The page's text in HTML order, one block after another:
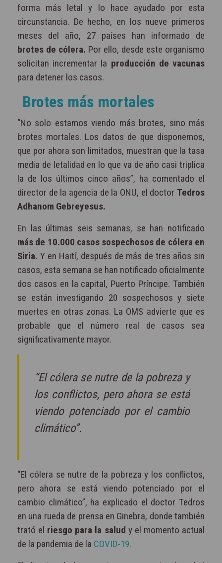
forma más letal y lo hace ayudado por esta
circunstancia. De hecho, en los nueve primeros
meses del año, 27 países han informado de
brotes de cólera. Por ello, desde este organismo
solicitan incrementar la producción de vacunas
para detener los casos.
Brotes más mortales
“No solo estamos viendo más brotes, sino más
brotes mortales. Los datos de que disponemos,
que por ahora son limitados, muestran que la tasa
media de letalidad en lo que va de año casi triplica
la de los últimos cinco años”, ha comentado el
director de la agencia de la ONU, el doctor Tedros
Adhanom Gebreyesus.
En las últimas seis semanas, se han notificado
más de 10.000 casos sospechosos de cólera en
Siria. Y en Haití, después de más de tres años sin
casos, esta semana se han notificado oficialmente
dos casos en la capital, Puerto Príncipe. También
se están investigando 20 sospechosos y siete
muertes en otras zonas. La OMS advierte que es
probable que el número real de casos sea
significativamente mayor.
“El cólera se nutre de la pobreza y
los conflictos, pero ahora se está
viendo potenciado por el cambio
climático”.
“El cólera se nutre de la pobreza y los conflictos,
pero ahora se está viendo potenciado por el
cambio climático”, ha explicado el doctor Tedros
en una rueda de prensa en Ginebra, donde también
trató el riesgo para la salud y el momento actual
de la pandemia de la COVID-19.